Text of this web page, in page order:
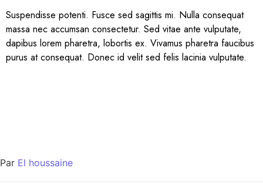
Suspendisse potenti. Fusce sed sagittis mi. Nulla consequat
massa nec accumsan consectetur. Sed vitae ante vulputate,
dapibus lorem pharetra, lobortis ex. Vivamus pharetra faucibus
purus at consequat. Donec id velit sed felis lacinia vulputate.
Par El houssaine